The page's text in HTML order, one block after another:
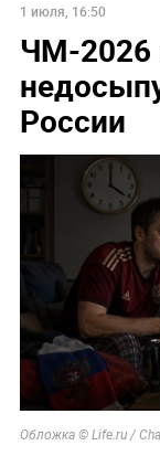
1 июля, 16:50
ЧМ-2026
России
Обложка © Life.ru /